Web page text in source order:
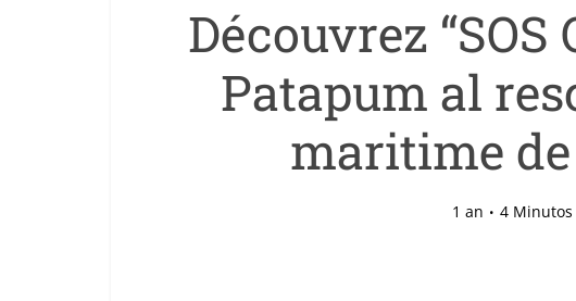
Découvrez
Patapum al
maritime
1 an 4